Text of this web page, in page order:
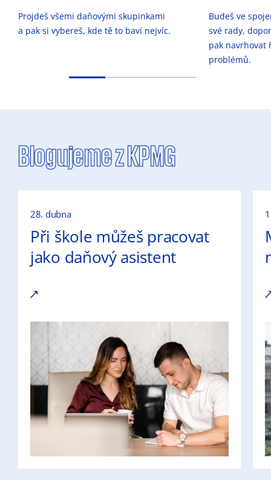
Projdeš všemi daňovými skupinkami
a pak si vybereš, kde tě to baví nejvíc.
Budeš ve
své rady,
pak navrhovat
problémů.
Blogujeme z KPMG
28. dubna
Při škole můžeš pracovat
jako daňový asistent